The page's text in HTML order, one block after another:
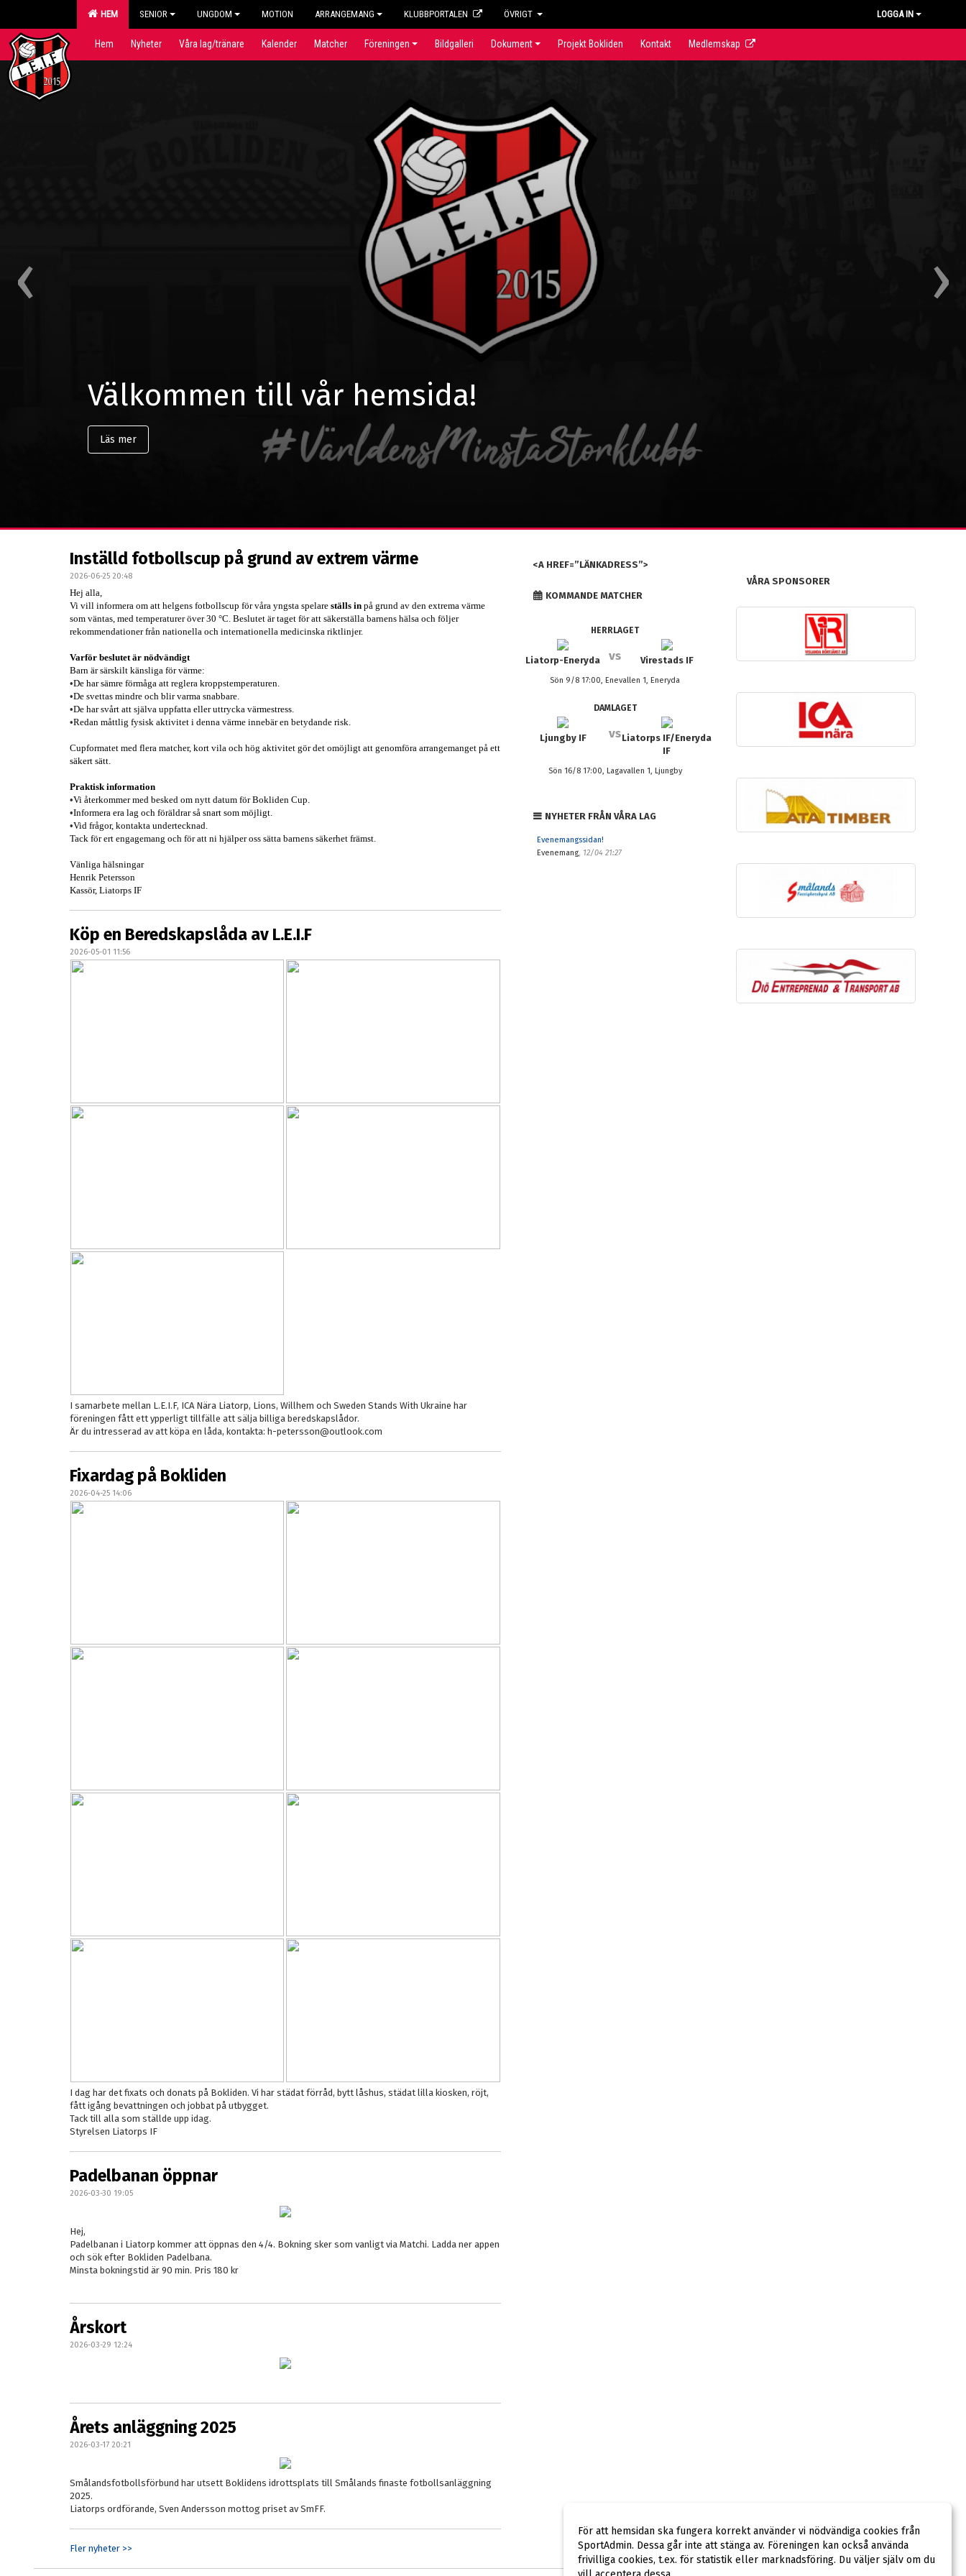
HEM SENIOR UNGDOM MOTION ARRANGEMANG KLUBBPORTALEN ÖVRIGT LOGGA IN
Hem Nyheter Våra lag/tränare Kalender Matcher Föreningen Bildgalleri Dokument Projekt Bokliden Kontakt Medlemskap
Välkommen till vår hemsida!
‹ ›
Inställd fotbollscup på grund av extrem värme
2026-06-25 20:48
Hej alla,
Vi vill informera om att helgens fotbollscup för våra yngsta spelare ställs in på grund av den extrema värme
som väntas, med temperaturer över 30 °C. Beslutet är taget för att säkerställa barnens hälsa och följer
rekommendationer från nationella och internationella medicinska riktlinjer.
Varför beslutet är nödvändigt
Barn är särskilt känsliga för värme:
•De har sämre förmåga att reglera kroppstemperaturen.
•De svettas mindre och blir varma snabbare.
•De har svårt att själva uppfatta eller uttrycka värmestress.
•Redan måttlig fysisk aktivitet i denna värme innebär en betydande risk.
Cupformatet med flera matcher, kort vila och hög aktivitet gör det omöjligt att genomföra arrangemanget på ett
säkert sätt.
Praktiskinformation
•Vi återkommer med besked om nytt datum för Bokliden Cup.
•Informera era lag och föräldrar så snart som möjligt.
•Vid frågor, kontakta undertecknad.
Tack för ert engagemang och för att ni hjälper oss sätta barnens säkerhet främst.
Vänliga hälsningar
Henrik Petersson
Kassör, Liatorps IF
Köp en Beredskapslåda av L.E.I.F
2026-05-01 11:56
I samarbete mellan L.E.I.F, ICA Nära Liatorp, Lions, Willhem och Sweden Stands With Ukraine har
föreningen fått ett ypperligt tillfälle att sälja billiga beredskapslådor.
Är du intresserad av att köpa en låda, kontakta: h-petersson@outlook.com
Fixardag på Bokliden
2026-04-25 14:06
I dag har det fixats och donats på Bokliden. Vi har städat förråd, bytt låshus, städat lilla kiosken, röjt,
fått igång bevattningen och jobbat på utbygget.
Tack till alla som ställde upp idag.
Styrelsen Liatorps IF
Padelbanan öppnar
2026-03-30 19:05
Hej,
Padelbanan i Liatorp kommer att öppnas den 4/4. Bokning sker som vanligt via Matchi. Ladda ner appen
och sök efter Bokliden Padelbana.
Minsta bokningstid är 90 min. Pris 180 kr
Årskort
2026-03-29 12:24
Årets anläggning 2025
2026-03-17 20:21
Smålandsfotbollsförbund har utsett Boklidens idrottsplats till Smålands finaste fotbollsanläggning
2025.
Liatorps ordförande, Sven Andersson mottog priset av SmFF.
Fler nyheter >>
<A HREF=”LÄNKADRESS”>
KOMMANDE MATCHER
HERRLAGET
Liatorp-Eneryda vs Virestads IF
Sön 9/8 17:00, Enevallen 1, Eneryda
DAMLAGET
Ljungby IF vsLiatorps IF/Eneryda
IF
Sön 16/8 17:00, Lagavallen 1, Ljungby
NYHETER FRÅN VÅRA LAG
Evenemangssidan!
Evenemang, 12/04 21:27
VÅRA SPONSORER
För att hemsidan ska fungera korrekt använder vi nödvändiga cookies från
SportAdmin. Dessa går inte att stänga av. Föreningen kan också använda
frivilliga cookies, t.ex. för statistik eller marknadsföring. Du väljer själv om du